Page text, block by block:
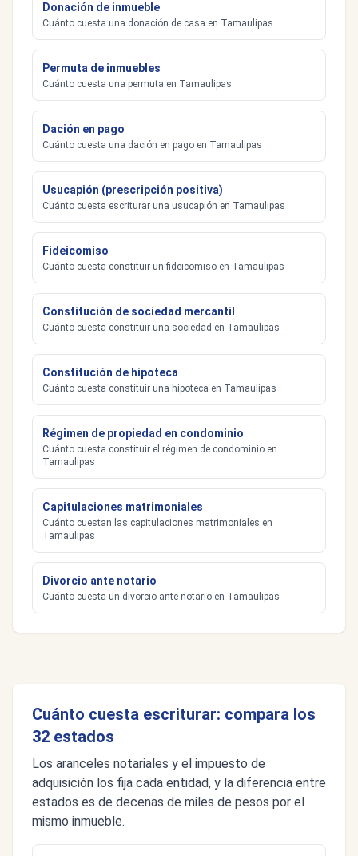
Donación de inmueble
Cuánto cuesta una donación de casa en Tamaulipas
Permuta de inmuebles
Cuánto cuesta una permuta en Tamaulipas
Dación en pago
Cuánto cuesta una dación en pago en Tamaulipas
Usucapión (prescripción positiva)
Cuánto cuesta escriturar una usucapión en Tamaulipas
Fideicomiso
Cuánto cuesta constituir un fideicomiso en Tamaulipas
Constitución de sociedad mercantil
Cuánto cuesta constituir una sociedad en Tamaulipas
Constitución de hipoteca
Cuánto cuesta constituir una hipoteca en Tamaulipas
Régimen de propiedad en condominio
Cuánto cuesta constituir el régimen de condominio en
Tamaulipas
Capitulaciones matrimoniales
Cuánto cuestan las capitulaciones matrimoniales en
Tamaulipas
Divorcio ante notario
Cuánto cuesta un divorcio ante notario en Tamaulipas
Cuánto cuesta escriturar: compara los
32 estados
Los aranceles notariales y el impuesto de
adquisición los fija cada entidad, y la diferencia entre
estados es de decenas de miles de pesos por el
mismo inmueble.